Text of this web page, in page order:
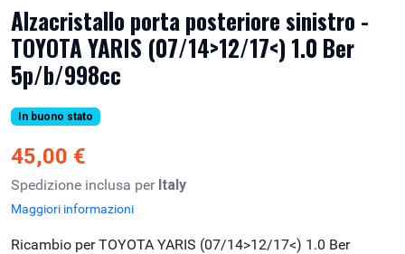
Alzacristallo porta posteriore sinistro -
TOYOTA YARIS (07/14>12/17<) 1.0 Ber
5p/b/998cc
In buono stato
45,00 €
Spedizione inclusa per Italy
Maggiori informazioni
Ricambio per TOYOTA YARIS (07/14>12/17<) 1.0 Ber